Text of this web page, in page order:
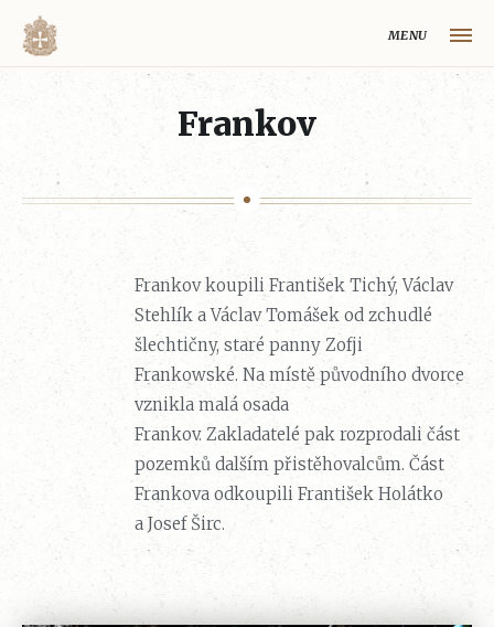
HLAVNÍ STRÁNKA
MAPA VOLYŇSKÉ OBLASTI
HISTORIE VOLYŇSKÉ OBLASTI
O PROJEKTU
Volynaci.cz
MENU
Frankov
Frankov koupili František Tichý, Václav
Stehlík a Václav Tomášek od zchudlé
šlechtičny, staré panny Zofji
Frankowské. Na místě původního dvorce
vznikla malá osada
Frankov. Zakladatelé pak rozprodali část
pozemků dalším přistěhovalcům. Část
Frankova odkoupili František Holátko
a Josef Širc.